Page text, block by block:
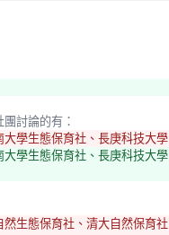
團討論的有：
學生態保育社、長庚科技大
學生態保育社、長庚科技大
生態保育社、清大自然保育